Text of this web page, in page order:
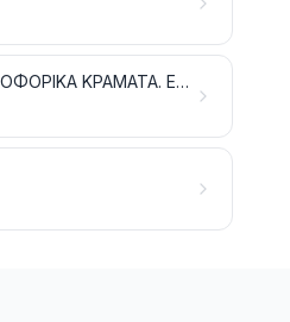
ΠΥΡΙΤΙΔΕΣ ΚΑΙ ΕΚΡΗΚΤΙΚΕΣ ΥΛΕΣ. ΕΙΔΗ ΠΥΡΟΤΕΧΝΙΑΣ. ΣΠΙΡΤΑ. ΠΥΡΟΦΟΡΙΚΑ ΚΡΑΜΑΤΑ. ΕΥΦΛΕΚΤΕΣ ΥΛΕΣ